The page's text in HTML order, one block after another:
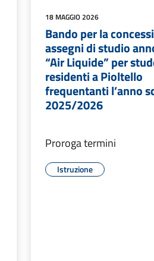
18 MAGGIO 2026
Bando per la
assegni di studio
“Air Liquide” per
residenti a Pioltello
frequentanti l’anno
2025/2026
Proroga termini
Istruzione